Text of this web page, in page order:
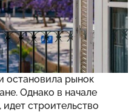
остановила рынок
Однако в начале
строительство